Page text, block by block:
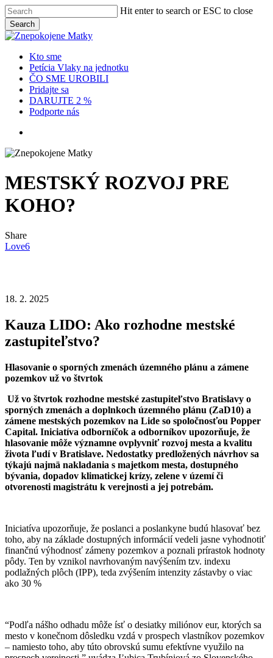
Skip
to
main
content
Hit enter to search or ESC to close
Search
Close
Menu
Kto sme
Petícia Vlaky na jednotku
ČO SME UROBILI
Pridajte sa
DARUJTE 2 %
Podporte nás
MESTSKÝ ROZVOJ PRE
KOHO?
Share
Love6
18. 2. 2025
Kauza LIDO: Ako rozhodne mestské
zastupiteľstvo?
Hlasovanie o sporných zmenách územného plánu a zámene
pozemkov už vo štvrtok
Už vo štvrtok rozhodne mestské zastupiteľstvo Bratislavy o
sporných zmenách a doplnkoch územného plánu (ZaD10) a
zámene mestských pozemkov na Lide so spoločnosťou Popper
Capital. Iniciatíva odborníčok a odborníkov upozorňuje, že
hlasovanie môže významne ovplyvniť rozvoj mesta a kvalitu
života ľudí v Bratislave. Nedostatky predložených návrhov sa
týkajú najmä nakladania s majetkom mesta, dostupného
bývania, dopadov klimatickej krízy, zelene v území či
otvorenosti magistrátu k verejnosti a jej potrebám.
Iniciatíva upozorňuje, že poslanci a poslankyne budú hlasovať bez
toho, aby na základe dostupných informácií vedeli jasne vyhodnotiť
finančnú výhodnosť zámeny pozemkov a poznali prírastok hodnoty
pôdy. Ten by vznikol navrhovaným navýšením tzv. indexu
podlažných plôch (IPP), teda zvýšením intenzity zástavby o viac
ako 30 %
“Podľa nášho odhadu môže ísť o desiatky miliónov eur, ktorých sa
mesto v konečnom dôsledku vzdá v prospech vlastníkov pozemkov
– namiesto toho, aby túto obrovskú sumu efektívne využilo na